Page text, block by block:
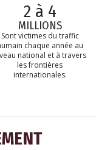
2 à 4
MILLIONS
Sont victimes du traffic
chaque année au
national et à travers
les frontières
internationales.